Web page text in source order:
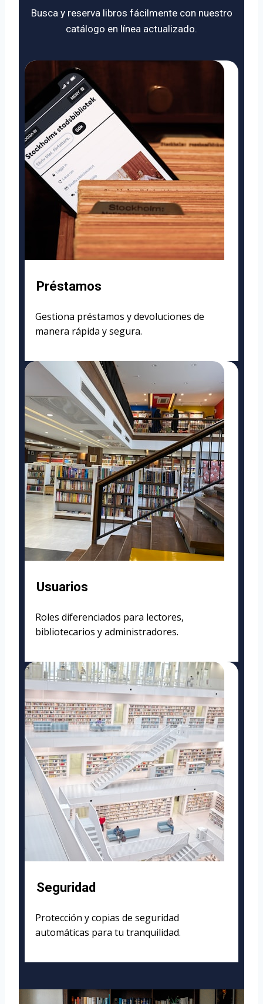
Busca y reserva libros fácilmente con nuestro
catálogo en línea actualizado.
Préstamos
Gestiona préstamos y devoluciones de
manera rápida y segura.
Usuarios
Roles diferenciados para lectores,
bibliotecarios y administradores.
Seguridad
Protección y copias de seguridad
automáticas para tu tranquilidad.